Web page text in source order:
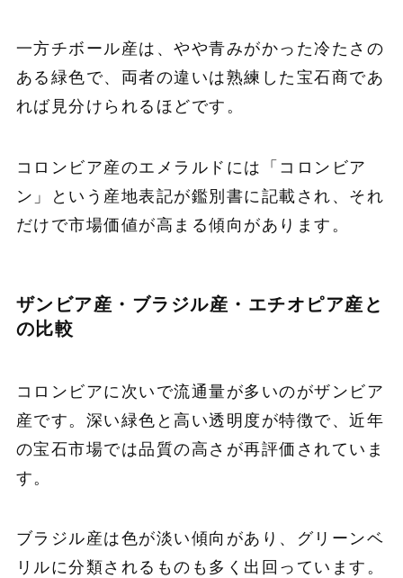
一方チボール産は、やや青みがかった冷たさの
ある緑色で、両者の違いは熟練した宝石商であ
れば見分けられるほどです。
コロンビア産のエメラルドには「コロンビア
ン」という産地表記が鑑別書に記載され、それ
だけで市場価値が高まる傾向があります。
ザンビア産・ブラジル産・エチオピア産と
の比較
コロンビアに次いで流通量が多いのがザンビア
産です。深い緑色と高い透明度が特徴で、近年
の宝石市場では品質の高さが再評価されていま
す。
ブラジル産は色が淡い傾向があり、グリーンベ
リルに分類されるものも多く出回っています。